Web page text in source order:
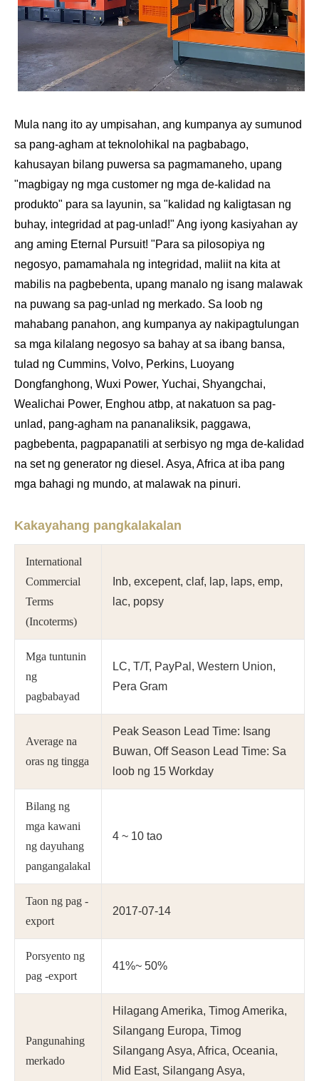
Mula nang ito ay umpisahan, ang kumpanya ay sumunod
sa pang-agham at teknolohikal na pagbabago,
kahusayan bilang puwersa sa pagmamaneho, upang
"magbigay ng mga customer ng mga de-kalidad na
produkto" para sa layunin, sa "kalidad ng kaligtasan ng
buhay, integridad at pag-unlad!" Ang iyong kasiyahan ay
ang aming Eternal Pursuit! "Para sa pilosopiya ng
negosyo, pamamahala ng integridad, maliit na kita at
mabilis na pagbebenta, upang manalo ng isang malawak
na puwang sa pag-unlad ng merkado. Sa loob ng
mahabang panahon, ang kumpanya ay nakipagtulungan
sa mga kilalang negosyo sa bahay at sa ibang bansa,
tulad ng Cummins, Volvo, Perkins, Luoyang
Dongfanghong, Wuxi Power, Yuchai, Shyangchai,
Wealichai Power, Enghou atbp, at nakatuon sa pag-
unlad, pang-agham na pananaliksik, paggawa,
pagbebenta, pagpapanatili at serbisyo ng mga de-kalidad
na set ng generator ng diesel. Asya, Africa at iba pang
mga bahagi ng mundo, at malawak na pinuri.
Kakayahang pangkalakalan
International
Commercial
Terms
(Incoterms)
Inb, excepent, claf, lap, laps, emp,
lac, popsy
Mga tuntunin
ng
pagbabayad
LC, T/T, PayPal, Western Union,
Pera Gram
Average na
oras ng tingga
Peak Season Lead Time: Isang
Buwan, Off Season Lead Time: Sa
loob ng 15 Workday
Bilang ng
mga kawani
ng dayuhang
pangangalakal
4 ~ 10 tao
Taon ng pag -
export
2017-07-14
Porsyento ng
pag -export
41%~ 50%
Pangunahing
merkado
Hilagang Amerika, Timog Amerika,
Silangang Europa, Timog
Silangang Asya, Africa, Oceania,
Mid East, Silangang Asya,